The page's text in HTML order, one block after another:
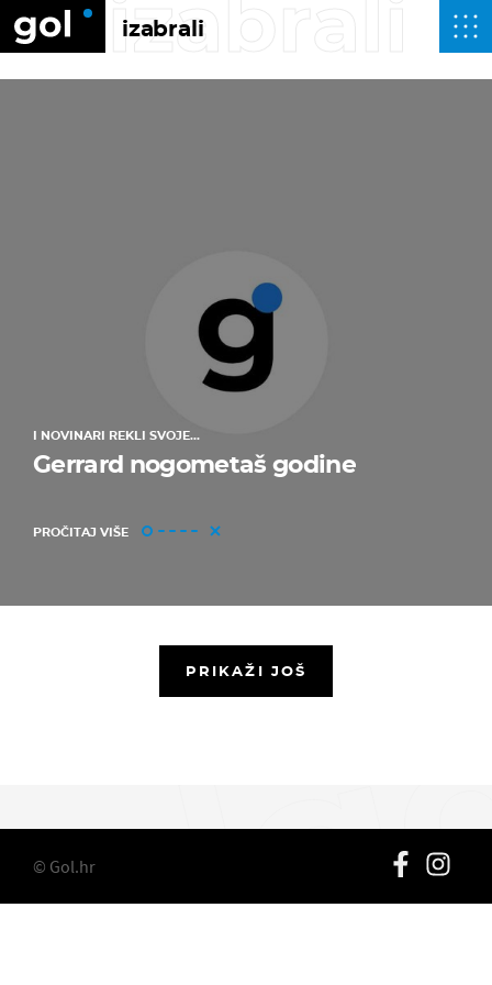
izabrali
izabrali
I NOVINARI REKLI SVOJE...
Gerrard nogometaš godine
PROČITAJ VIŠE
PRIKAŽI JOŠ
© Gol.hr